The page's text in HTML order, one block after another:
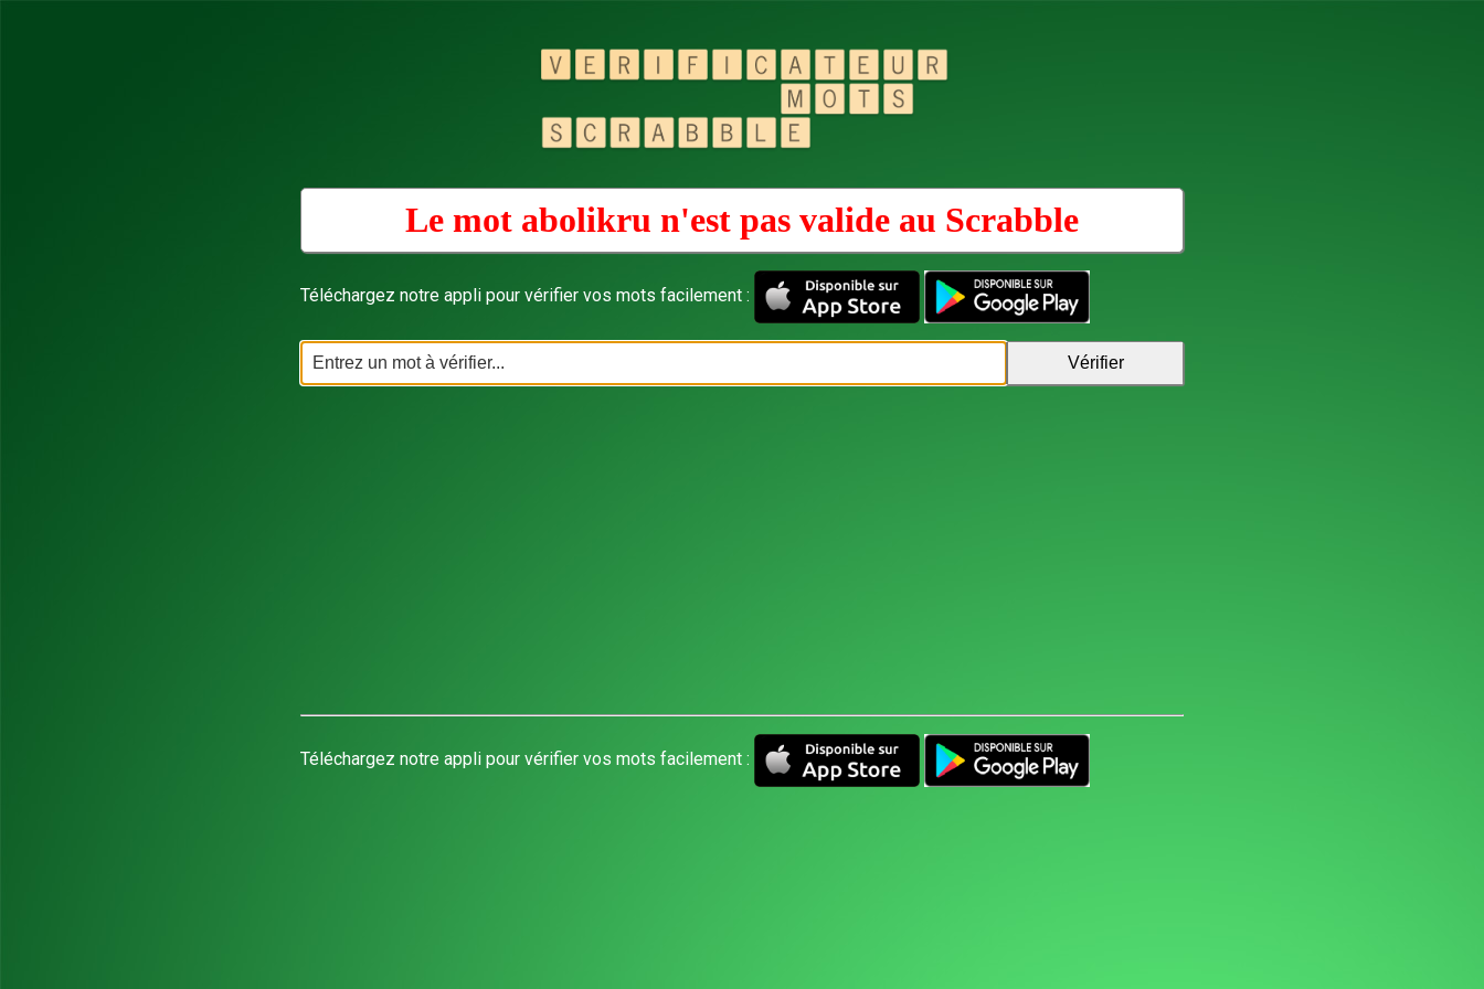
Le mot abolikru n'est pas valide au Scrabble
Téléchargez notre appli pour vérifier vos mots facilement :
Téléchargez notre appli pour vérifier vos mots facilement :